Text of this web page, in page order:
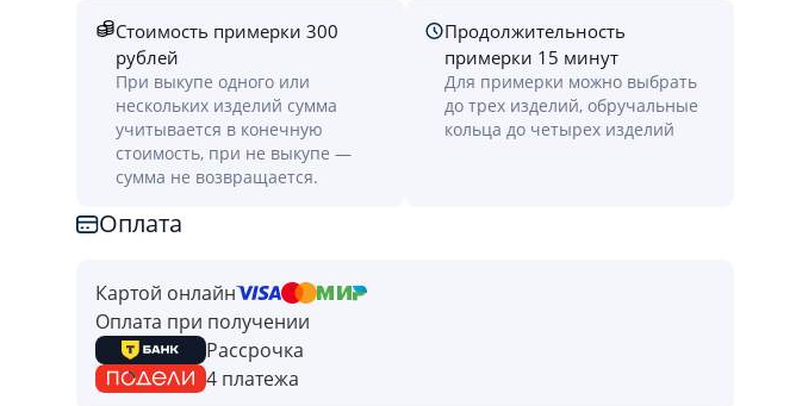
Стоимость примерки 300
рублей
При выкупе одного или
нескольких изделий сумма
учитывается в конечную
стоимость, при не выкупе —
сумма не возвращается.
Продолжительность
примерки 15 минут
Для примерки можно выбрать
до трех изделий, обручальные
кольца до четырех изделий
Оплата
Картой онлайн
Оплата при получении
Рассрочка
4 платежа